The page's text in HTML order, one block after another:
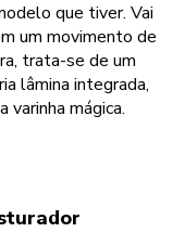
que tiver. Vai
um movimento de
trata-se de um
lâmina integrada,
mágica.